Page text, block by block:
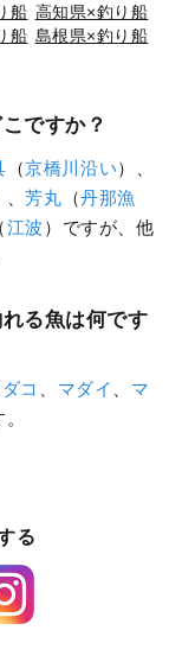
船 高知県×釣り船
船 島根県×釣り船
ですか？
（京橋川沿い）、
、芳丸 （丹那漁
江波 ）ですが、他
る魚は何です
コ マダイ
マ
る